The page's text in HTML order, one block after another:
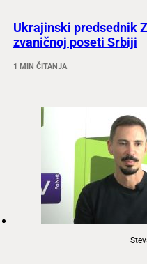
Ukrajinski predsednik
zvaničnoj poseti Srbiji
1 MIN ČITANJA